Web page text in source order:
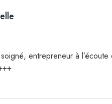
entrepreneur à